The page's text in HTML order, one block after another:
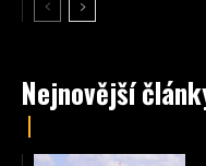
Nejnovější